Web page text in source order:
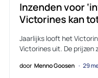
Inzenden voor
Victorines kan
Jaarlijks looft het
Victorines uit. De prijzen
door Menno Goosen 29